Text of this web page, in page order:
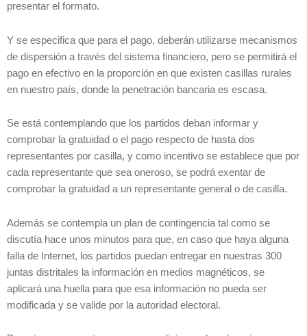
presentar el formato.
Y se especifica que para el pago, deberán utilizarse mecanismos
de dispersión a través del sistema financiero, pero se permitirá el
pago en efectivo en la proporción en que existen casillas rurales
en nuestro país, donde la penetración bancaria es escasa.
Se está contemplando que los partidos deban informar y
comprobar la gratuidad o el pago respecto de hasta dos
representantes por casilla, y como incentivo se establece que por
cada representante que sea oneroso, se podrá exentar de
comprobar la gratuidad a un representante general o de casilla.
Además se contempla un plan de contingencia tal como se
discutía hace unos minutos para que, en caso que haya alguna
falla de Internet, los partidos puedan entregar en nuestras 300
juntas distritales la información en medios magnéticos, se
aplicará una huella para que esa información no pueda ser
modificada y se valide por la autoridad electoral.